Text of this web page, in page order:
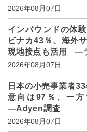
2026年08月07日
インバウンドの体
ビナカ43％、海外
現地接点も活用 ―
2026年08月07日
日本の小売事業者
意向は97％、一
―Adyen調査
2026年08月07日